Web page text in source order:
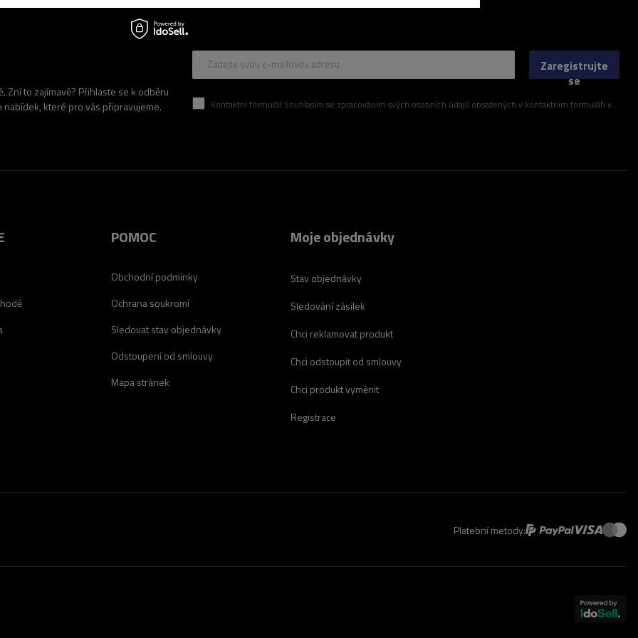
Zní to zajímavě? Přihlaste se k odběru
které pro vás připravujeme.
Zadejte svou e-mailovou adresu
Kontaktní formulář Souhlasím se zpracováním svých osobních údajů obsažených v kontaktním formuláři v souladu s nařízením Evropského parlamentu a Rady (EU)
Zaregistrujte
se
POMOC
Obchodní podmínky
Ochrana soukromí
Sledovat stav objednávky
Odstoupení od smlouvy
Mapa stránek
Moje objednávky
Stav objednávky
Sledování zásilek
Chci reklamovat produkt
Chci odstoupit od smlouvy
Chci produkt vyměnit
Registrace
Platební metody: